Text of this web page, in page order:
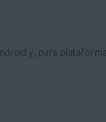
y, para